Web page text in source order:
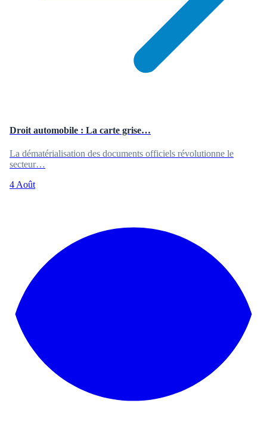
Droit automobile : La carte grise…
La dématérialisation des documents officiels révolutionne le
secteur…
4 Août